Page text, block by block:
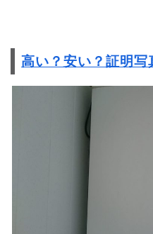
高い？安い？証明写